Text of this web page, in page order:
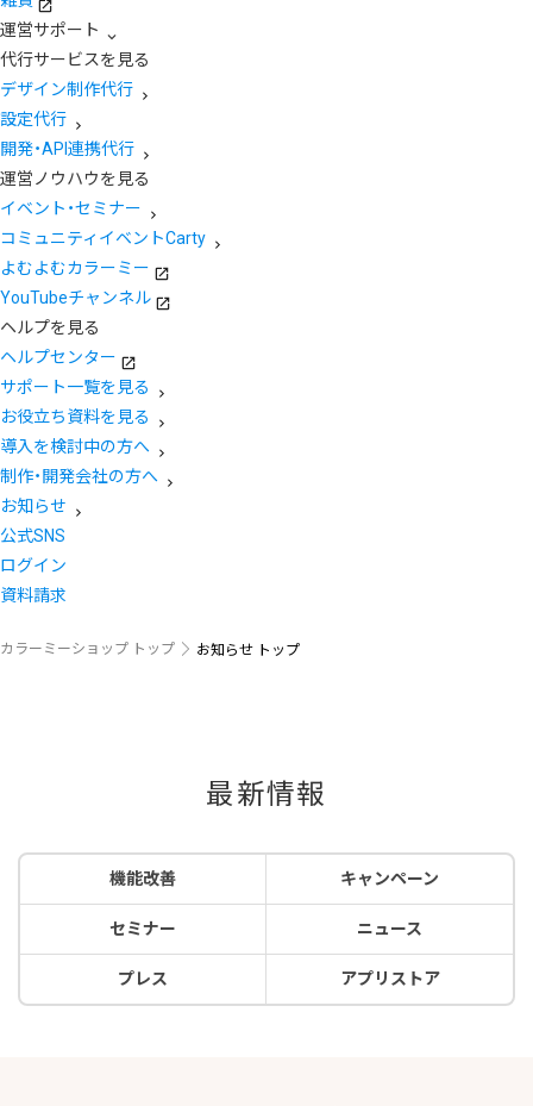
運営サポート
代行サービスを見る
デザイン制作代行
設定代行
開発・API連携代行
運営ノウハウを見る
イベント・セミナー
コミュニティイベントCarty
よむよむカラーミー
YouTubeチャンネル
ヘルプを見る
ヘルプセンター
サポート一覧を見る
お役立ち資料を見る
導入を検討中の方へ
制作・開発会社の方へ
お知らせ
公式SNS
ログイン
資料請求
カラーミーショップ トップ お知らせ トップ
最新情報
機能改善 キャンペーン
セミナー ニュース
プレス アプリストア